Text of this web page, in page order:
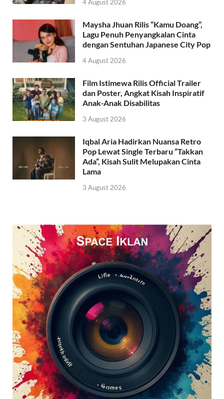
4 August 2026
Maysha Jhuan Rilis “Kamu Doang”,
Lagu Penuh Penyangkalan Cinta
dengan Sentuhan Japanese City Pop
4 August 2026
Film Istimewa Rilis Official Trailer
dan Poster, Angkat Kisah Inspiratif
Anak-Anak Disabilitas
3 August 2026
Iqbal Aria Hadirkan Nuansa Retro
Pop Lewat Single Terbaru “Takkan
Ada”, Kisah Sulit Melupakan Cinta
Lama
3 August 2026